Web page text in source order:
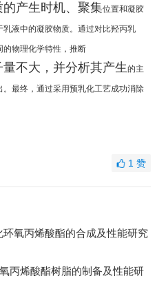
产生时机、聚集位置和凝胶
乳液中的凝胶物质。通过对比羟丙乳
的物理化学特性，推断
不大，并分析其产生的主
。最终，通过采用预乳化工艺成功消除
1赞
氧丙烯酸酯的合成及性能研究
丙烯酸酯树脂的制备及性能研